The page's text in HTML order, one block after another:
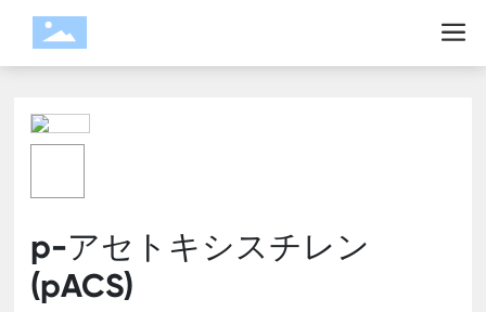
p-アセトキシスチレン
(pACS)